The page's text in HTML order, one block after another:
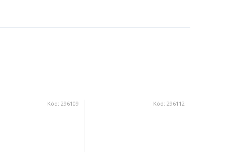
Kód:296109 Kód: 296112